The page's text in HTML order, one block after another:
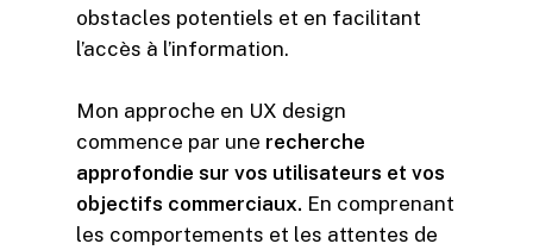
obstacles potentiels et en facilitant
l’accès à l’information.
Mon approche en UX design
commence par une recherche
approfondie sur vos utilisateurs et vos
objectifs commerciaux. En comprenant
les comportements et les attentes de